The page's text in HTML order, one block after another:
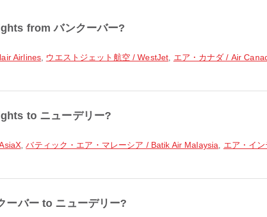
from バンクーバー?
Airlines ウエストジェット航空 / WestJet エア・カナダ / Air
to ニューデリー?
,バティック・エア・マレーシア / Batik Air Malaysia エア・イ
バー to ニューデリー?